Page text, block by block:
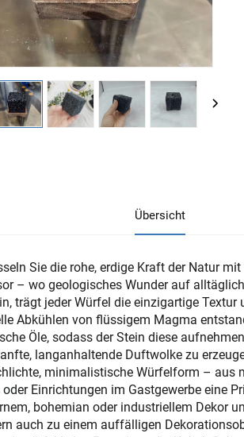
Übersicht
Sie die rohe, erdige Kraft der Natur
– wo geologisches Wunder auf
trägt jeder Würfel die einzigartige
Abkühlen von flüssigem Magma
Öle, sodass der Stein diese
langanhaltende Duftwolke zu
minimalistische Würfelform – aus
oder Einrichtungen im Gastgewerbe eine
bohemian oder industriellem Dekor
auch zu einem auffälligen